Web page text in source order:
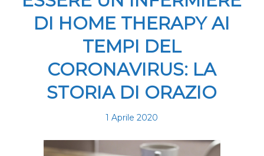
DI HOME THERAPY AI
TEMPI DEL
CORONAVIRUS: LA
STORIA DI ORAZIO
1 Aprile 2020